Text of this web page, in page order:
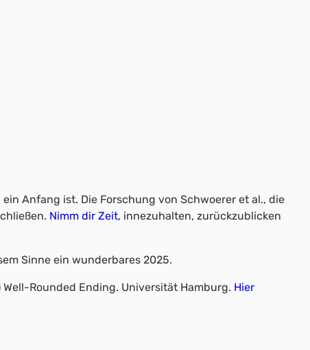
Anfang ist. Die Forschung von Schwoerer et al., die
Nimm dir Zeit, innezuhalten, zurückzublicken
Sinne ein wunderbares 2025.
Well-Rounded Ending. Universität Hamburg. Hier